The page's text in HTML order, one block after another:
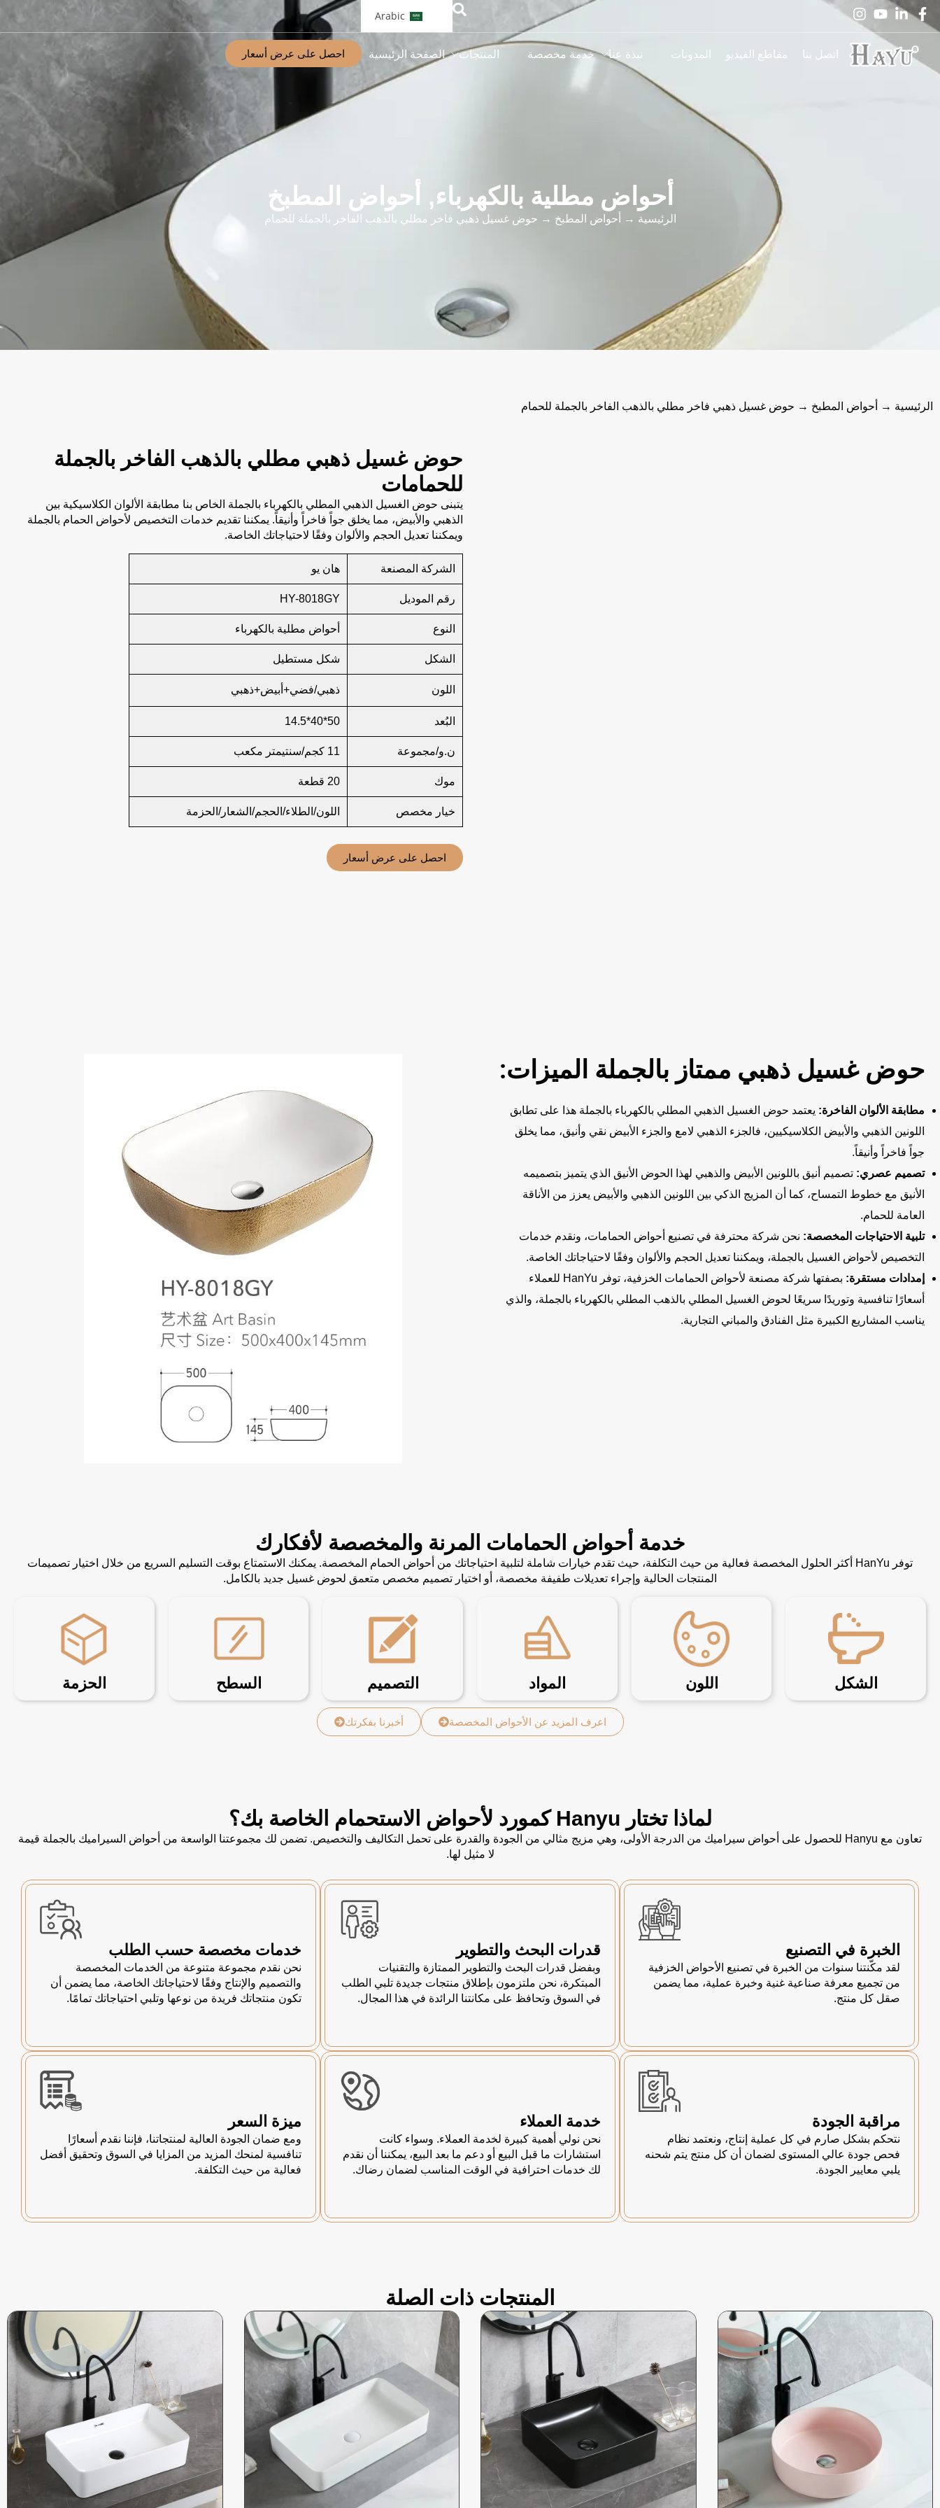
Arabic
الصفحة الرئيسية المنتجات خدمة مخصصة نبذة عنا المدونات مقاطع الفيديو اتصل بنا احصل على عرض أسعار
أحواض مطلية بالكهرباء, أحواض المطبخ
الرئيسية → أحواض المطبخ → حوض غسيل ذهبي فاخر مطلي بالذهب الفاخر بالجملة للحمام
الرئيسية → أحواض المطبخ → حوض غسيل ذهبي فاخر مطلي بالذهب الفاخر بالجملة للحمام
حوض غسيل ذهبي مطلي بالذهب الفاخر بالجملة
للحمامات
يتبنى حوض الغسيل الذهبي المطلي بالكهرباء بالجملة الخاص بنا مطابقة الألوان الكلاسيكية بين
الذهبي والأبيض، مما يخلق جواً فاخراً وأنيقاً. يمكننا تقديم خدمات التخصيص لأحواض الحمام بالجملة
ويمكننا تعديل الحجم والألوان وفقًا لاحتياجاتك الخاصة.
الشركة المصنعة هان يو
رقم الموديل HY-8018GY
النوع أحواض مطلية بالكهرباء
الشكل شكل مستطيل
اللون ذهبي/فضي+أبيض+ذهبي
البُعد 50*40*14.5
ن.و/مجموعة 11 كجم/سنتيمتر مكعب
موك 20 قطعة
خيار مخصص اللون/الطلاء/الحجم/الشعار/الحزمة
احصل على عرض أسعار
حوض غسيل ذهبي ممتاز بالجملة الميزات:
مطابقة الألوان الفاخرة: يعتمد حوض الغسيل الذهبي المطلي بالكهرباء بالجملة هذا على تطابق
اللونين الذهبي والأبيض الكلاسيكيين، فالجزء الذهبي لامع والجزء الأبيض نقي وأنيق، مما يخلق
جواً فاخراً وأنيقاً.
تصميم عصري: تصميم أنيق باللونين الأبيض والذهبي لهذا الحوض الأنيق الذي يتميز بتصميمه
الأنيق مع خطوط التمساح، كما أن المزيج الذكي بين اللونين الذهبي والأبيض يعزز من الأناقة
العامة للحمام.
تلبية الاحتياجات المخصصة: نحن شركة محترفة في تصنيع أحواض الحمامات، ونقدم خدمات
التخصيص لأحواض الغسيل بالجملة، ويمكننا تعديل الحجم والألوان وفقًا لاحتياجاتك الخاصة.
إمدادات مستقرة:
بصفتها شركة مصنعة لأحواض الحمامات الخزفية، توفر HanYu للعملاء
أسعارًا تنافسية وتوريدًا سريعًا لحوض الغسيل المطلي بالذهب المطلي بالكهرباء بالجملة، والذي
يناسب المشاريع الكبيرة مثل الفنادق والمباني التجارية.
خدمة أحواض الحمامات المرنة والمخصصة لأفكارك
توفر HanYu أكثر الحلول المخصصة فعالية من حيث التكلفة، حيث تقدم خيارات شاملة لتلبية احتياجاتك من أحواض الحمام المخصصة. يمكنك الاستمتاع بوقت التسليم السريع من خلال اختيار تصميمات
المنتجات الحالية وإجراء تعديلات طفيفة مخصصة، أو اختيار تصميم مخصص متعمق لحوض غسيل جديد بالكامل.
الشكل اللون المواد التصميم السطح الحزمة
اعرف المزيد عن الأحواض المخصصة أخبرنا بفكرتك
لماذا تختار Hanyu كمورد لأحواض الاستحمام الخاصة بك؟
تعاون مع Hanyu للحصول على أحواض سيراميك من الدرجة الأولى، وهي مزيج مثالي من الجودة والقدرة على تحمل التكاليف والتخصيص. تضمن لك مجموعتنا الواسعة من أحواض السيراميك بالجملة قيمة
لا مثيل لها.
الخبرة في التصنيع
لقد مكّنتنا سنوات من الخبرة في تصنيع الأحواض الخزفية
من تجميع معرفة صناعية غنية وخبرة عملية، مما يضمن
صقل كل منتج.
قدرات البحث والتطوير
وبفضل قدرات البحث والتطوير الممتازة والتقنيات
المبتكرة، نحن ملتزمون بإطلاق منتجات جديدة تلبي الطلب
في السوق وتحافظ على مكانتنا الرائدة في هذا المجال.
خدمات مخصصة حسب الطلب
نحن نقدم مجموعة متنوعة من الخدمات المخصصة
والتصميم والإنتاج وفقًا لاحتياجاتك الخاصة، مما يضمن أن
تكون منتجاتك فريدة من نوعها وتلبي احتياجاتك تمامًا.
مراقبة الجودة
نتحكم بشكل صارم في كل عملية إنتاج، ونعتمد نظام
فحص جودة عالي المستوى لضمان أن كل منتج يتم شحنه
يلبي معايير الجودة.
خدمة العملاء
نحن نولي أهمية كبيرة لخدمة العملاء. وسواء كانت
استشارات ما قبل البيع أو دعم ما بعد البيع، يمكننا أن نقدم
لك خدمات احترافية في الوقت المناسب لضمان رضاك.
ميزة السعر
ومع ضمان الجودة العالية لمنتجاتنا، فإننا نقدم أسعارًا
تنافسية لمنحك المزيد من المزايا في السوق وتحقيق أفضل
فعالية من حيث التكلفة.
المنتجات ذات الصلة